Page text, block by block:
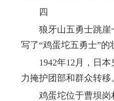
四
狼牙山五勇士跳崖一
写了“鸡蛋坨五勇士”的
1942年12月，日本
力掩护团部和群众转
鸡蛋坨位于曹坝岗村